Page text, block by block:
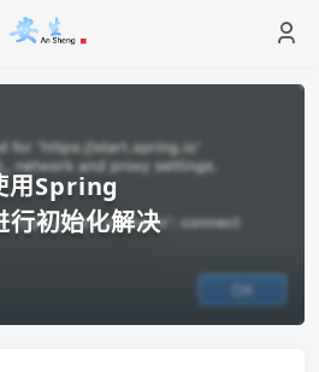
用Spring
初始化解决